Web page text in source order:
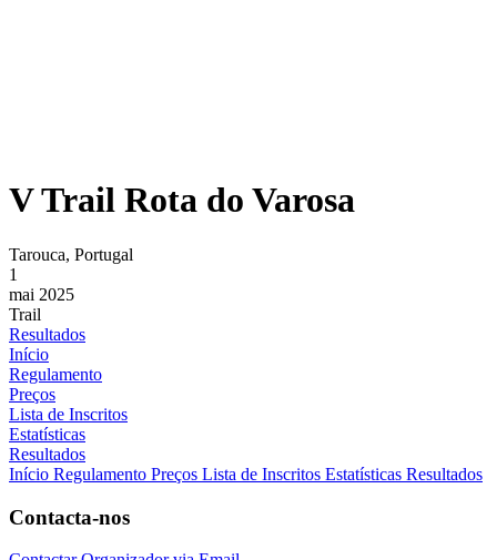
V Trail Rota do Varosa
Tarouca, Portugal
1
mai 2025
Trail
Resultados
Início
Regulamento
Preços
Lista de Inscritos
Estatísticas
Resultados
Início Regulamento Preços Lista de Inscritos Estatísticas Resultados
Contacta-nos